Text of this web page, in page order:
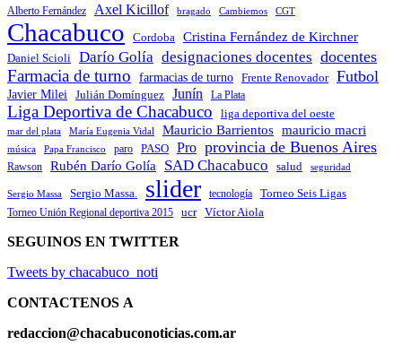
Alberto Fernández Axel Kicillof bragado Cambiemos CGT
Chacabuco Cordoba Cristina Fernández de Kirchner
Daniel Scioli Darío Golía designaciones docentes docentes
Farmacia de turno farmacias de turno Frente Renovador Futbol
Javier Milei Julián Domínguez Junín La Plata
Liga Deportiva de Chacabuco liga deportiva del oeste
mar del plata María Eugenia Vidal Mauricio Barrientos mauricio macri
música Papa Francisco paro PASO Pro provincia de Buenos Aires
Rawson Rubén Darío Golía SAD Chacabuco salud seguridad
Sergio Massa Sergio Massa. slider tecnología Torneo Seis Ligas
Torneo Unión Regional deportiva 2015 ucr Víctor Aiola
SEGUINOS EN TWITTER
Tweets by chacabuco_noti
CONTACTENOS A
redaccion@chacabuconoticias.com.ar